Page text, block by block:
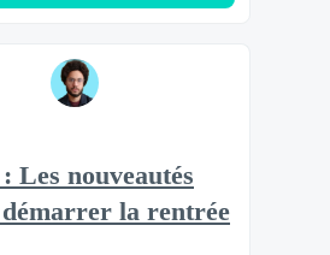
Les nouveautés
la rentrée